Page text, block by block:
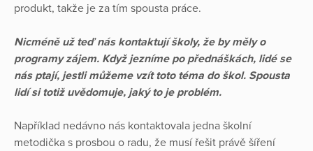
produkt, takže je za tím spousta práce.
Nicméně už teď nás kontaktují školy, že by měly o
programy zájem. Když jezníme po přednáškách, lidé se
nás ptají, jestli můžeme vzít toto téma do škol. Spousta
lidí si totiž uvědomuje, jaký to je problém.
Například nedávno nás kontaktovala jedna školní
metodička s prosbou o radu, že musí řešit právě šíření